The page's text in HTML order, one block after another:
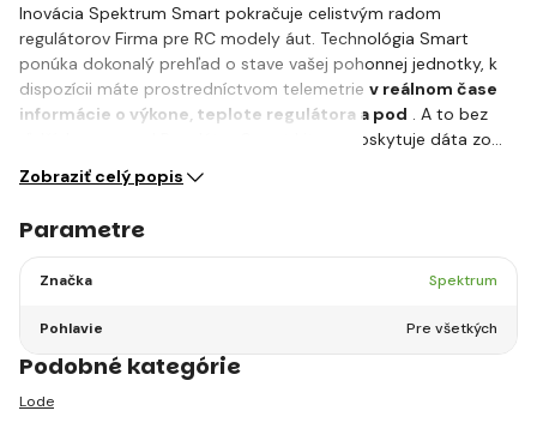
Inovácia Spektrum Smart pokračuje celistvým radom
regulátorov Firma pre RC modely áut. Technológia Smart
ponúka dokonalý prehľad o stave vašej pohonnej jednotky, k
dispozícii máte prostredníctvom telemetrie v reálnom čase
informácie o výkone, teplote regulátora a pod . A to bez
ďalších senzorov! Regulátor Smart Lite neposkytuje dáta zo…
Zobraziť celý popis
Parametre
Značka Spektrum
Pohlavie Pre všetkých
Podobné kategórie
Lode